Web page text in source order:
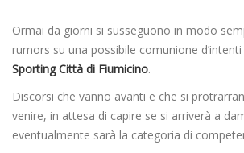
Ormai da giorni si susseguono in modo
rumors su una possibile comunione
Sporting Città di Fiumicino.
Discorsi che vanno avanti e che si
venire, in attesa di capire se si arriverà a
eventualmente sarà la categoria di